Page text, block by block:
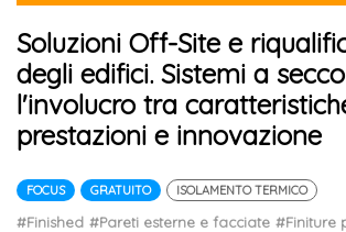
Soluzioni Off-Site e
degli edifici. Sistemi a
l'involucro tra
prestazioni e innovazione
FOCUS GRATUITO ISOLAMENTO TERMICO
#Finished #Pareti esterne e facciate #Finiture